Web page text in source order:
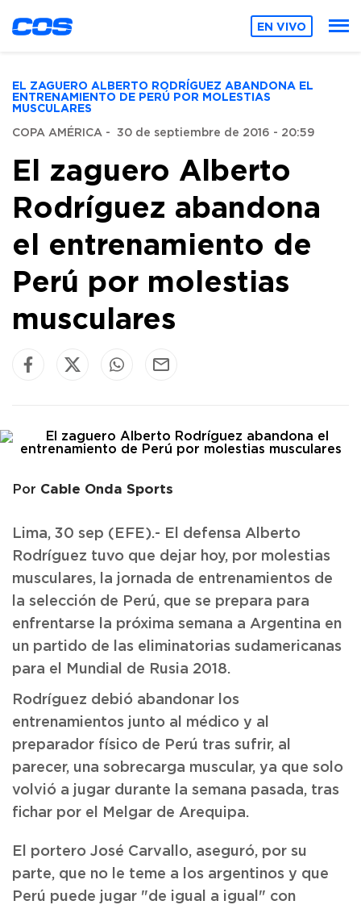
EN VIVO
EL ZAGUERO ALBERTO RODRÍGUEZ ABANDONA EL
ENTRENAMIENTO DE PERÚ POR MOLESTIAS
MUSCULARES
COPA AMÉRICA - 30 de septiembre de 2016 - 20:59
El zaguero Alberto
Rodríguez abandona
el entrenamiento de
Perú por molestias
musculares
Por Cable Onda Sports
Lima, 30 sep (EFE).- El defensa Alberto
Rodríguez tuvo que dejar hoy, por molestias
musculares, la jornada de entrenamientos de
la selección de Perú, que se prepara para
enfrentarse la próxima semana a Argentina en
un partido de las eliminatorias sudamericanas
para el Mundial de Rusia 2018.
Rodríguez debió abandonar los
entrenamientos junto al médico y al
preparador físico de Perú tras sufrir, al
parecer, una sobrecarga muscular, ya que solo
volvió a jugar durante la semana pasada, tras
fichar por el Melgar de Arequipa.
El portero José Carvallo, aseguró, por su
parte, que no le teme a los argentinos y que
Perú puede jugar "de igual a igual" con